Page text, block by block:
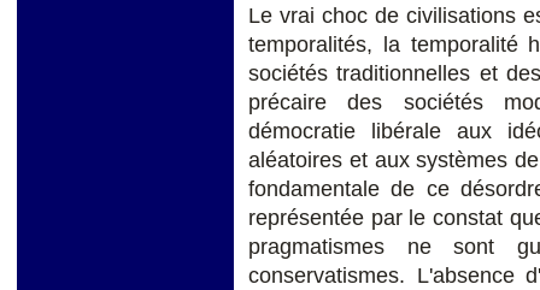
Le vrai choc de civilisations
temporalités, la temporalité
sociétés traditionnelles et
précaire des sociétés
démocratie libérale aux
aléatoires et aux systèmes
fondamentale de ce
représentée par le constat
pragmatismes ne sont
conservatismes. L'absence